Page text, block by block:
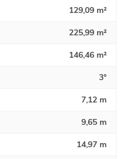
129,09 m²
225,99 m²
146,46 m²
3°
7,12 m
9,65 m
14,97 m